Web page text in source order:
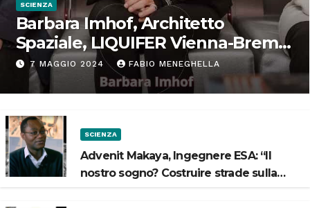
SCIENZA
Barbara Imhof, Architetto
Spaziale, LIQUIFER Vienna-Brema:
“Progettiamo habitat per lo
Spazio”
7 MAGGIO 2024 FABIO MENEGHELLA
SCIENZA
Advenit Makaya, Ingegnere ESA: “Il
nostro sogno? Costruire strade sulla